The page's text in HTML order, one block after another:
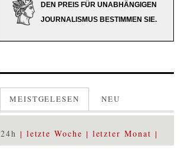
DEN PREIS FÜR UNABHÄNGIGEN
JOURNALISMUS BESTIMMEN SIE.
MEISTGELESEN NEU
24h letzte Woche letzter Monat